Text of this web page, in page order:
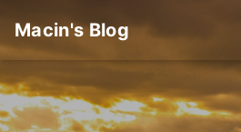
Macin's Blog